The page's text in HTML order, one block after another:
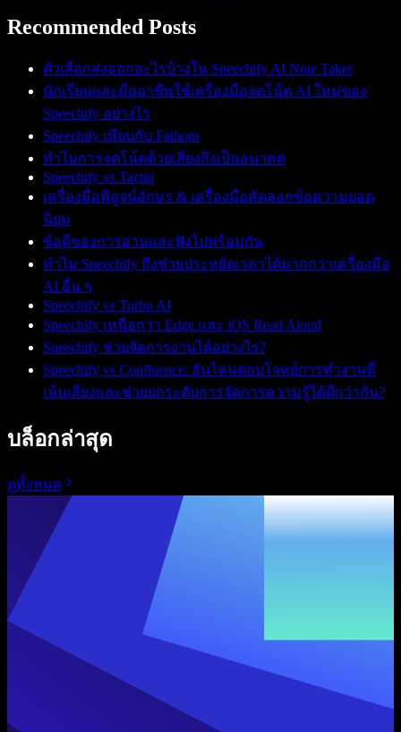
Recommended Posts
ตัวเลือกส่งออกอะไรบ้างใน Speechify AI Note Taker
นักเรียนและมืออาชีพใช้เครื่องมือจดโน้ต AI ใหม่ของ
Speechify อย่างไร
Speechify เทียบกับ Fathom
ทำไมการจดโน้ตด้วยเสียงถึงเป็นอนาคต
Speechify vs Tactiq
เครื่องมือพิสูจน์อักษร & เครื่องมือคัดลอกข้อความยอด
นิยม
ข้อดีของการอ่านและฟังไปพร้อมกัน
ทำไม Speechify ถึงช่วยประหยัดเวลาได้มากกว่าเครื่องมือ
AI อื่น ๆ
Speechify vs Turbo AI
Speechify เหนือกว่า Edge และ iOS Read Aloud
Speechify ช่วยจัดการงานได้อย่างไร?
Speechify vs Confluence: อันไหนตอบโจทย์การทำงานที่
เน้นเสียงและช่วยยกระดับการจัดการความรู้ได้ดีกว่ากัน?
บล็อกล่าสุด
ดูทั้งหมด